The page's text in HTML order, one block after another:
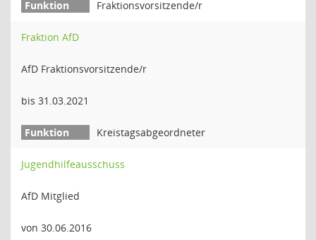
Fraktionsvorsitzende/r
Fraktion AfD
AfD Fraktionsvorsitzende/r
bis 31.03.2021
Kreistagsabgeordneter
Jugendhilfeausschuss
AfD Mitglied
von 30.06.2016